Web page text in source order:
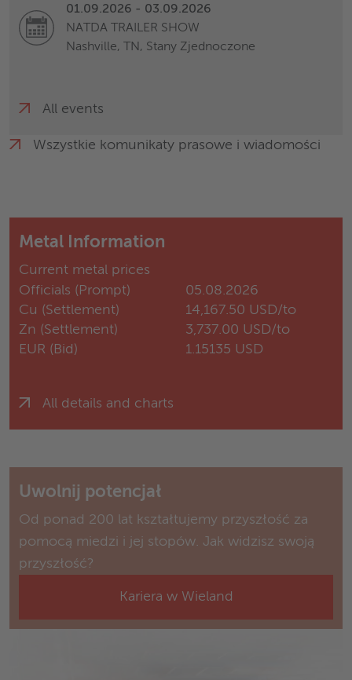
01.09.2026 - 03.09.2026
NATDA TRAILER SHOW
Nashville, TN, Stany Zjednoczone
All events
Wszystkie komunikaty prasowe i wiadomości
Metal Information
Current metal prices
Officials (Prompt)
05.08.2026
Cu (Settlement)
14,167.50 USD/to
Zn (Settlement)
3,737.00 USD/to
EUR (Bid)
1.15135 USD
All details and charts
Uwolnij potencjał
Od ponad 200 lat kształtujemy przyszłość za
pomocą miedzi i jej stopów. Jak widzisz swoją
przyszłość?
Kariera w Wieland